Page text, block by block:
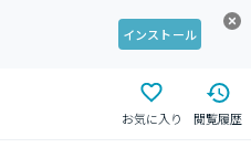
インストール
お気に入り 閲覧履歴